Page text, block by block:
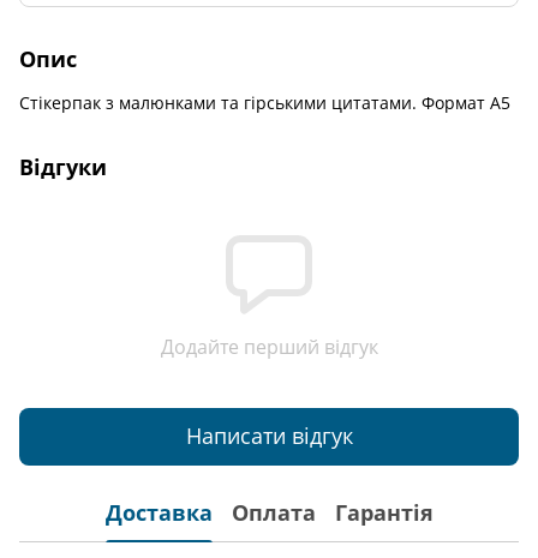
Опис
Стікерпак з малюнками та гірськими цитатами. Формат А5
Відгуки
Додайте перший відгук
Написати відгук
Доставка Оплата Гарантія